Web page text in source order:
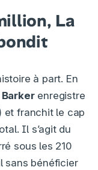
La
à part. En
enregistre
et franchit le cap
Il s’agit du
sous les 210
sans bénéficier